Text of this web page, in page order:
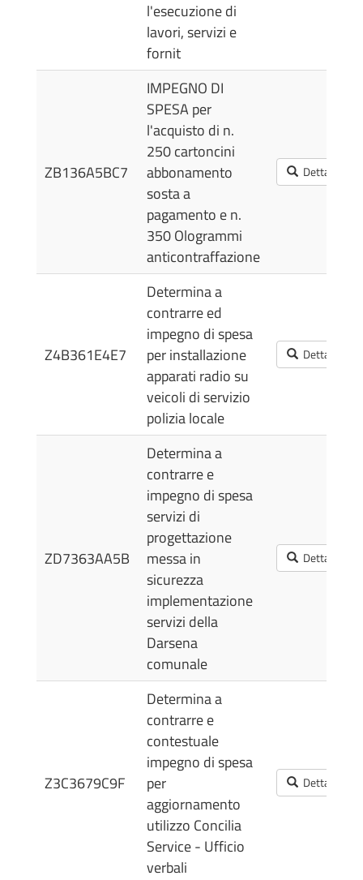
l'esecuzione di
lavori, servizi e
fornit
ZB136A5BC7
IMPEGNO DI
SPESA per
l'acquisto di n.
250 cartoncini
abbonamento
sosta a
pagamento e n.
350 Ologrammi
anticontraffazione
Dettagli
Z4B361E4E7
Determina a
contrarre ed
impegno di spesa
per installazione
apparati radio su
veicoli di servizio
polizia locale
Dettagli
ZD7363AA5B
Determina a
contrarre e
impegno di spesa
servizi di
progettazione
messa in
sicurezza
implementazione
servizi della
Darsena
comunale
Dettagli
Z3C3679C9F
Determina a
contrarre e
contestuale
impegno di spesa
per
aggiornamento
utilizzo Concilia
Service - Ufficio
verbali
Dettagli